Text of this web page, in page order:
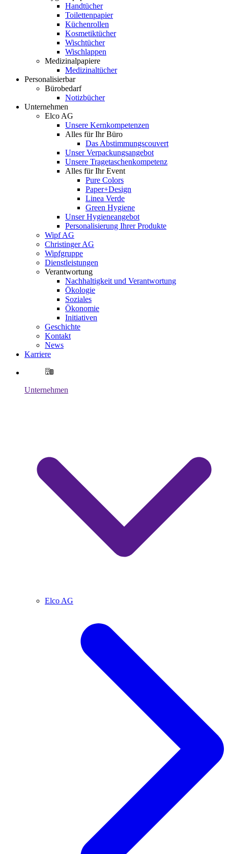
Handtücher
Toilettenpapier
Küchenrollen
Kosmetiktücher
Wischtücher
Wischlappen
Medizinalpapiere
Medizinaltücher
Personalisierbar
Bürobedarf
Notizbücher
Unternehmen
Elco AG
Unsere Kernkompetenzen
Alles für Ihr Büro
Das Abstimmungscouvert
Unser Verpackungsangebot
Unsere Tragetaschenkompetenz
Alles für Ihr Event
Pure Colors
Paper+Design
Linea Verde
Green Hygiene
Unser Hygieneangebot
Personalisierung Ihrer Produkte
Wipf AG
Christinger AG
Wipfgruppe
Dienstleistungen
Verantwortung
Nachhaltigkeit und Verantwortung
Ökologie
Soziales
Ökonomie
Initiativen
Geschichte
Kontakt
News
Karriere
Unternehmen
Elco AG